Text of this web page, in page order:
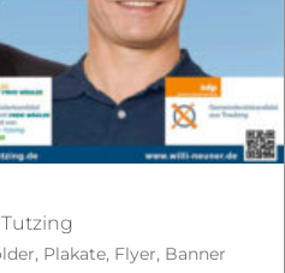
Plakate, Flyer, Banner